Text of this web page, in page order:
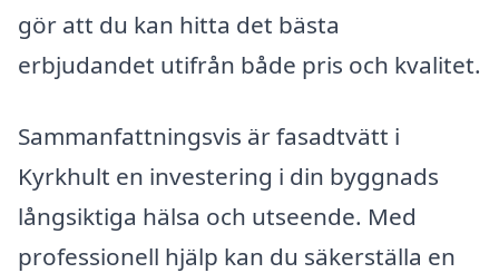
gör att du kan hitta det bästa
erbjudandet utifrån både pris och kvalitet.
Sammanfattningsvis är fasadtvätt i
Kyrkhult en investering i din byggnads
långsiktiga hälsa och utseende. Med
professionell hjälp kan du säkerställa en